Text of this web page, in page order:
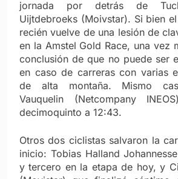
jornada por detrás de
Uijtdebroeks (Moivstar). Si bien
recién vuelve de una lesión de
en la Amstel Gold Race, una vez
conclusión de que no puede ser
en caso de carreras con varias
de alta montaña. Mismo
Vauquelin (Netcompany
decimoquinto a 12:43.
Otros dos ciclistas salvaron la
inicio: Tobias Halland
y tercero en la etapa de hoy, y